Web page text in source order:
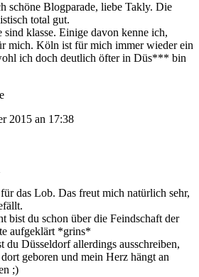
schöne Blogparade, liebe Takly. Die
total gut.
klasse. Einige davon kenne ich,
mich. Köln ist für mich immer wieder ein
ich doch deutlich öfter in Düs*** bin
2015 an 17:38
das Lob. Das freut mich natürlich sehr,
bist du schon über die Feindschaft der
aufgeklärt *grins*
du Düsseldorf allerdings ausschreiben,
geboren und mein Herz hängt an
;)